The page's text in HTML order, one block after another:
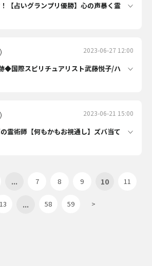
【占いグランプリ優勝】心の声暴く霊
2023-06-27 12:00
◆国際スピリチュアリスト武藤悦子/ハ
2023-06-21 15:00
霊術師【何もかもお視通し】ズバ当て
... 7 8 9 10 11
13 ... 58 59 >